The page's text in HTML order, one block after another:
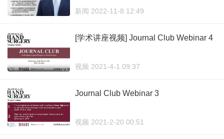
新闻 2022-11-8 12:49
[学术讲座视频] Journal Club Webinar 4
视频 2021-4-1 09:37
Journal Club Webinar 3
视频 2021-2-20 00:51